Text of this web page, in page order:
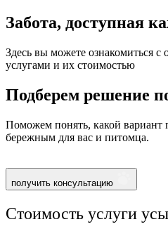
Забота, доступная
Здесь вы можете ознакомиться с
услугами и их стоимостью
Подберем решение
Поможем понять, какой вариант
бережным для вас и питомца.
получить консультацию
Стоимость услуги